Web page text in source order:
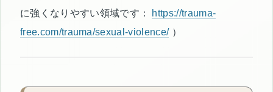
に強くなりやすい領域です： https://trauma-
free.com/trauma/sexual-violence/）